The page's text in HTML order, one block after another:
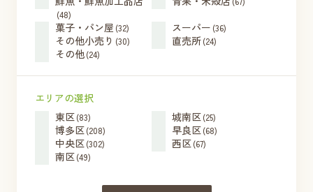
(48)
菓子・パン屋 (32) スーパー (36)
その他小売り (30) 直売所(24)
その他(24)
エリアの選択
東区(83) 城南区(25)
博多区(208) 早良区(68)
中央区(302) 西区(67)
南区(49)